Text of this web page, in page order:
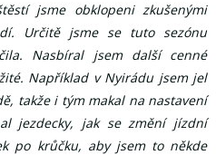
jsme obklopeni zkušenými
Určitě jsme se tuto sezónu
Nasbíral jsem další cenné
Například v Nyirádu jsem jel
takže i tým makal na nastavení
jezdecky, jak se změní jízdní
po krůčku, aby jsem to někde